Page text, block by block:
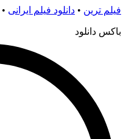
فیلم ترین • دانلود فیلم ایرانی •
باکس دانلود